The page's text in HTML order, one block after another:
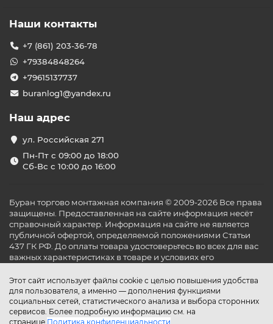
Этот сайт использует файлы cookie с целью повышения удобства
для пользователя, а именно — дополнения функциями
социальных сетей, статистического анализа и выбора сторонних
сервисов. Более подробную информацию см. на
странице Политика конфиденциальности
Наши контакты
+7 (861) 203-36-78
+79384848264
+79615137737
buranlog1@yandex.ru
Наш адрес
ул. Российская 271
Пн-Пт с 09:00 до 18:00
Сб-Вс с 10:00 до 16:00
Буран торгово монтажная компания © 2009-2026 Все права
защищены. Предоставленная на сайте информация несёт
справочный характер. Информация на сайте не является
публичной офертой, определяемой положениями Статьи
437 ГК РФ. До оплаты товара удостоверьтесь во всех для вас
важных характеристиках в товаре и условиях его